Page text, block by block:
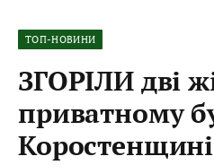
ТОП-НОВИНИ
ЗГОРІЛИ дві
приватному
Коростенщині